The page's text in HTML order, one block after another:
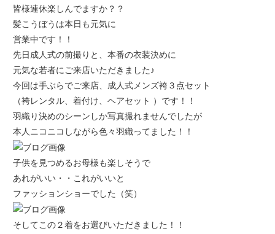
皆様連休楽しんでますか？？
髪こうぼうは本日も元気に
営業中です！！
先日成人式の前撮りと、本番の衣装決めに
元気な若者にご来店いただきました♪
今回は手ぶらでご来店、成人式メンズ袴３点セット
（袴レンタル、着付け、ヘアセット ）です！！
羽織り決めのシーンしか写真撮れませんでしたが
本人ニコニコしながら色々羽織ってました！！
子供を見つめるお母様も楽しそうで
あれがいい・・これがいいと
ファッションショーでした（笑）
そしてこの２着をお選びいただきました！！